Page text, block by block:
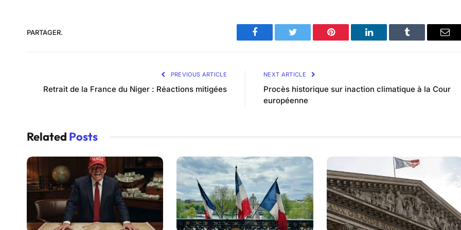
PARTAGER.
Facebook Twitter Pinterest LinkedIn Tumblr
PREVIOUS ARTICLE
Retrait de la France du Niger : Réactions mitigées
NEXT ARTICLE
Procès historique sur inaction climatique à la Cour
européenne
Related Posts